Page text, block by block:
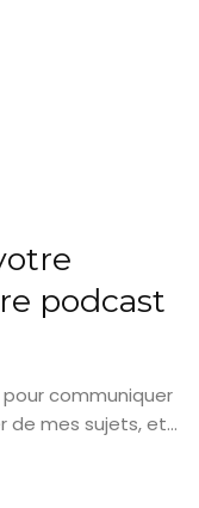
podcast
pour communiquer
de mes sujets, et...